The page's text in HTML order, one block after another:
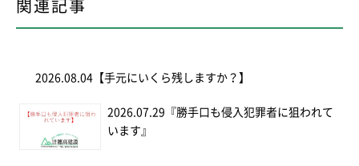
関連記事
2026.08.04 【手元にいくら残しますか？】
2026.07.29 『勝手口も侵入犯罪者に狙われて
います』